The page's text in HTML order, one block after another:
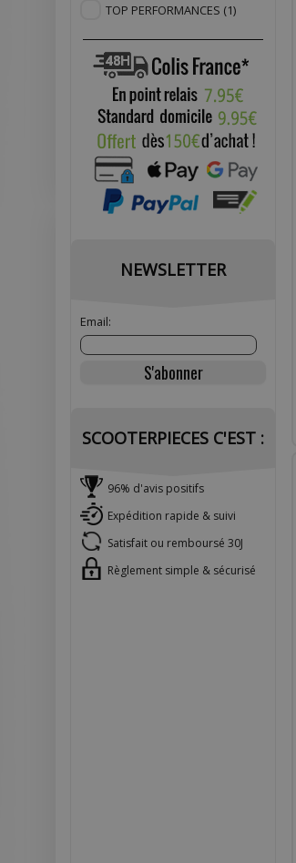
TOP PERFORMANCES (1)
NEWSLETTER
Email:
SCOOTERPIECES C'EST :
96% d'avis positifs
Expédition rapide & suivi
Satisfait ou remboursé 30J
Règlement simple & sécurisé